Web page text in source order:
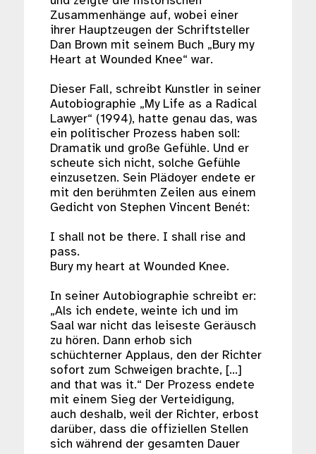
Zusammenhänge auf, wobei einer
ihrer Hauptzeugen der Schriftsteller
Dan Brown mit seinem Buch „Bury my
Heart at Wounded Knee“ war.
Dieser Fall, schreibt Kunstler in seiner
Autobiographie „My Life as a Radical
Lawyer“ (1994), hatte genau das, was
ein politischer Prozess haben soll:
Dramatik und große Gefühle. Und er
scheute sich nicht, solche Gefühle
einzusetzen. Sein Plädoyer endete er
mit den berühmten Zeilen aus einem
Gedicht von Stephen Vincent Benét:
I shall not be there. I shall rise and
pass.
Bury my heart at Wounded Knee.
In seiner Autobiographie schreibt er:
„Als ich endete, weinte ich und im
Saal war nicht das leiseste Geräusch
zu hören. Dann erhob sich
schüchterner Applaus, den der Richter
sofort zum Schweigen brachte, […]
and that was it.“ Der Prozess endete
mit einem Sieg der Verteidigung,
auch deshalb, weil der Richter, erbost
darüber, dass die offiziellen Stellen
sich während der gesamten Dauer